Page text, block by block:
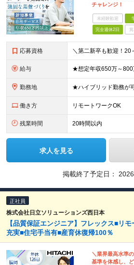
チャレンジ！
未経験歓迎
完全週休2日 賞
応募資格
給与
勤務地
働き方 リモートワークOK
残業時間 20時間以内
求人を見る
掲載終了予定日：
正社員
株式会社日立ソリューションズ西日本
【品質保証エンジニア】フレックス■リ
充実■住宅手当有■産育休復帰100％
＼業界最高水準
基準を体感し、